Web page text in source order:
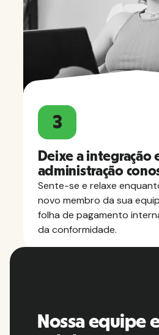
3
Deixe a integração
administração
Sente-se e relaxe
novo membro da sua
folha de pagamento
da conformidade.
Nossa equipe